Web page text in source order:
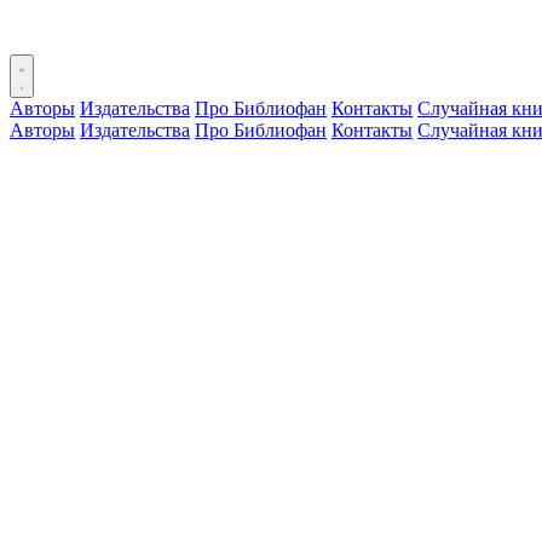
Авторы Издательства Про Библиофан Контакты Случайная
Авторы Издательства Про Библиофан Контакты Случайная